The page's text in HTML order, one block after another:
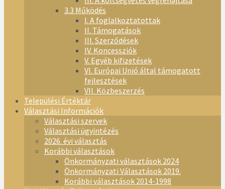
3.3 Működés
I. A foglalkoztatottak
II. Támogatások
III. Szerződések
IV. Koncessziók
V. Egyéb kifizetések
VI. Európai Unió által támogatott
fejlesztések
VII. Közbeszerzés
Települési Értéktár
Választási Információk
Választási szervek
Választási ügyintézés
2026. évi választás
Korábbi választások
Önkormányzati választások 2024
Önkormányzati Választások 2019.
Korábbi választások 2014-1998